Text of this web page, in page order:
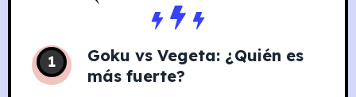
1
Goku vs Vegeta: ¿Quién es
más fuerte?